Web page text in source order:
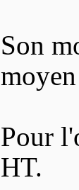
Son
Pour
HT.